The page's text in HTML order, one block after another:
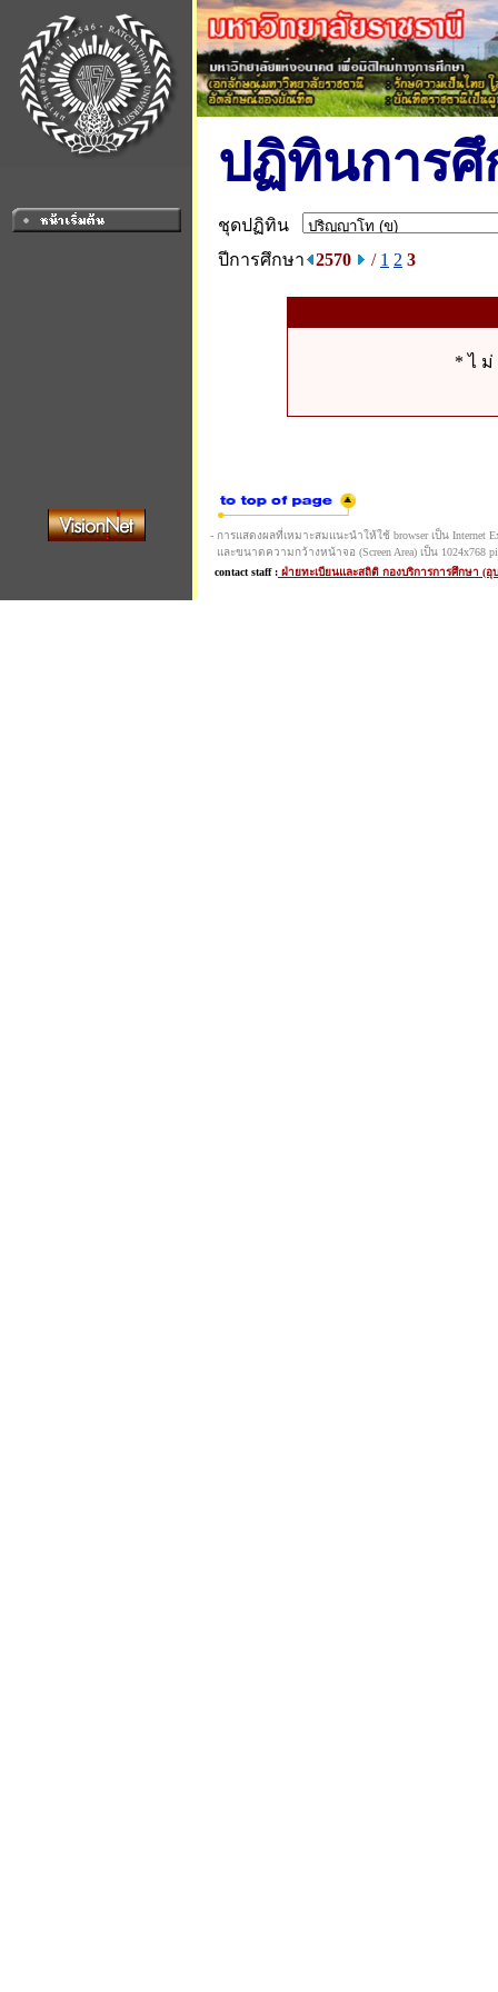
ปฏิทินการศึ
ชุดปฏิทิน
ปีการศึกษา
2570 / 1 2 3
* ไ ม่
- การแสดงผลที่เหมาะสมแนะนำให้ใช้ browser เป็น Internet
และขนาดความกว้างหน้าจอ (Screen Area) เป็น 1024x768
contact staff : ฝ่ายทะเบียนและสถิติ กองบริการการศึกษา (อุบ